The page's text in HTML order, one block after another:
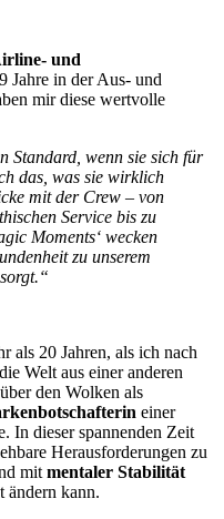
und
Jahre in der Aus- und
mir diese wertvolle
Standard, wenn sie sich für
das, was sie wirklich
mit der Crew – von
Service bis zu
Moments‘ wecken
zu unserem
als 20 Jahren, als ich nach
Welt aus einer anderen
den Wolken als
einer
In dieser spannenden Zeit
Herausforderungen zu
mit mentaler Stabilität
ändern kann.